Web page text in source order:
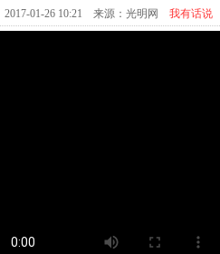
2017-01-26 10:21 来源： 光明网 我有话说